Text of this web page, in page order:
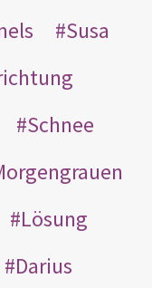
Susa
Schnee
Lösung
Darius